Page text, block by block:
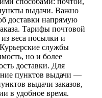
выдачи. Важно
доставки напрямую
Тарифы почтовой
веса посылки и
службы
но и более
доставки. Для
пунктов выдачи —
выдачи заказов,
в удобное время.